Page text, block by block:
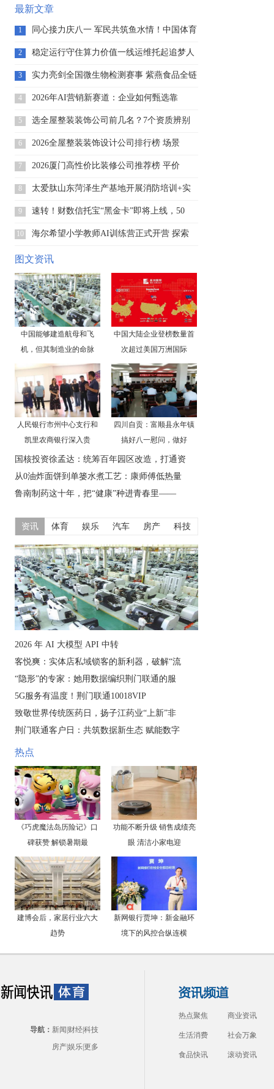
最新文章
1 同心接力庆八一 军民共筑鱼水情！中国体育
2
稳定运行守住算力价值一线运维托起追梦人
的
3 实力亮剑全国微生物检测赛事 紫燕食品全链
4 2026年AI营销新赛道：企业如何甄选靠
5
选全屋整装装饰公司前几名？7个资质辨别
6 2026全屋整装装饰设计公司排行榜 场景
7 2026厦门高性价比装修公司推荐榜 平价
8
太爱肽山东菏泽生产基地开展消防培训+实
战
9 速转！财数信托宝“黑金卡”即将上线，50
10 海尔希望小学教师AI训练营正式开营 探索
图文资讯
中国能够建造航母和飞
机，但其制造业的命脉
中国大陆企业登榜数量首
次超过美国万洲国际
人民银行市州中心支行和
凯里农商银行深入贵
四川自贡：富顺县永年镇
搞好八一慰问，做好
国核投资徐孟达：统筹百年园区改造，打通资
从0油炸面饼到单篓水煮工艺：康师傅低热量
鲁南制药这十年，把“健康”种进青春里——
资讯 体育 娱乐 汽车 房产 科技
2026 年 AI 大模型 API 中转
客悦爽：实体店私域锁客的新利器，破解“流
“隐形”的专家：她用数据编织荆门联通的服
5G服务有温度！荆门联通10018VIP
致敬世界传统医药日，扬子江药业“上新”非
荆门联通客户日：共筑数据新生态 赋能数字
热点
《巧虎魔法岛历险记》口
碑获赞 解锁暑期最
功能不断升级 销售成绩亮
眼 清洁小家电迎
建博会后，家居行业六大
趋势
新网银行贾坤：新金融环
境下的风控合纵连横
导航： 新闻 财经科技
房产娱乐更多
热点聚焦 商业资讯
生活消费 社会万象
食品快讯 滚动资讯